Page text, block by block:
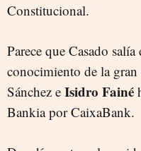
Constitucional.
Parece que Casado
conocimiento de la
Sánchez e Isidro Fainé
Bankia por CaixaBank.